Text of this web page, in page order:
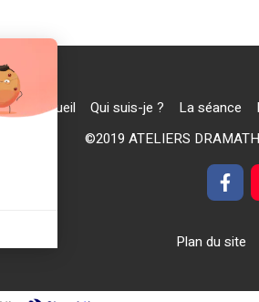
Accueil Qui suis-je ? La séance
©2019 ATELIERS
Plan du site